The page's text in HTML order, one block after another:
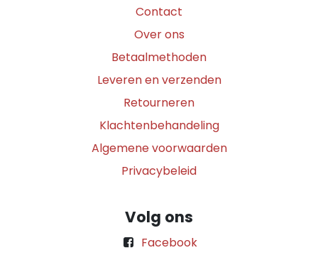
Contact
Over ons
Betaalmethoden
Leveren en verzenden
Retourneren
Klachtenbehandeling
Algemene voorwaarden
Privacybeleid
Volg ons
Facebook